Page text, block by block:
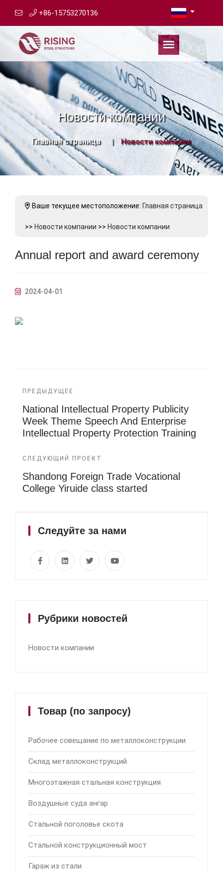
+86-15753270136
Новости компании
Главная страница Новости компании
Ваше текущее местоположение: Главная страница
>> Новости компании >> Новости компании
Annual report and award ceremony
2024-04-01
ПРЕДЫДУЩЕЕ
National Intellectual Property Publicity
Week Theme Speech And Enterprise
Intellectual Property Protection Training
СЛЕДУЮЩИЙ ПРОЕКТ
Shandong Foreign Trade Vocational
College Yiruide class started
Следуйте за нами
Рубрики новостей
Новости компании
Товар (по запросу)
Рабочее совещание по металлоконструкции
Склад металлоконструкций
Многоэтажная стальная конструкция
Воздушные суда ангар
Стальной поголовье скота
Стальной конструкционный мост
Гараж из стали